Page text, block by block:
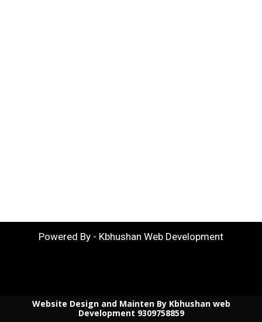
Powered By - Kbhushan Web Development
Website Design and Mainten By Kbhushan web
Development 9309758859